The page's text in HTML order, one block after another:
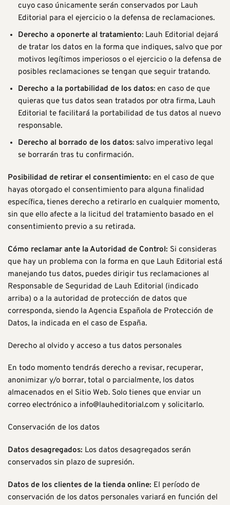
cuyo caso únicamente serán conservados por Lauh
Editorial para el ejercicio o la defensa de reclamaciones.
Derecho a oponerte al tratamiento: Lauh Editorial dejará
de tratar los datos en la forma que indiques, salvo que por
motivos legítimos imperiosos o el ejercicio o la defensa de
posibles reclamaciones se tengan que seguir tratando.
Derecho a la portabilidad de los datos: en caso de que
quieras que tus datos sean tratados por otra firma, Lauh
Editorial te facilitará la portabilidad de tus datos al nuevo
responsable.
Derecho al borrado de los datos: salvo imperativo legal
se borrarán tras tu confirmación.
Posibilidad de retirar el consentimiento: en el caso de que
hayas otorgado el consentimiento para alguna finalidad
específica, tienes derecho a retirarlo en cualquier momento,
sin que ello afecte a la licitud del tratamiento basado en el
consentimiento previo a su retirada.
Cómo reclamar ante la Autoridad de Control: Si consideras
que hay un problema con la forma en que Lauh Editorial está
manejando tus datos, puedes dirigir tus reclamaciones al
Responsable de Seguridad de Lauh Editorial (indicado
arriba) o a la autoridad de protección de datos que
corresponda, siendo la Agencia Española de Protección de
Datos, la indicada en el caso de España.
Derecho al olvido y acceso a tus datos personales
En todo momento tendrás derecho a revisar, recuperar,
anonimizar y/o borrar, total o parcialmente, los datos
almacenados en el Sitio Web. Solo tienes que enviar un
correo electrónico a info@lauheditorial.com y solicitarlo.
Conservación de los datos
Datos desagregados: Los datos desagregados serán
conservados sin plazo de supresión.
Datos de los clientes de la tienda online: El período de
conservación de los datos personales variará en función del